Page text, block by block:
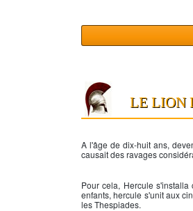
LE LION
A l'âge de dix-huit ans,
causait des ravages
Pour cela, Hercule s'installa
enfants,hercule s'unit aux
les Thespiades.